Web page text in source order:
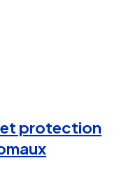
et protection